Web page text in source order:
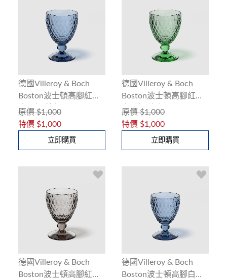
德國Villeroy & Boch
Boston波士頓高腳紅酒
水晶杯(藍色)200ml
原價 $1,000
特價 $1,000
立即購買
德國Villeroy & Boch
Boston波士頓高腳紅酒
水晶杯(綠色)200ml
原價 $1,000
特價 $1,000
立即購買
德國Villeroy & Boch
Boston波士頓高腳紅酒
德國Villeroy & Boch
Boston波士頓高腳白酒